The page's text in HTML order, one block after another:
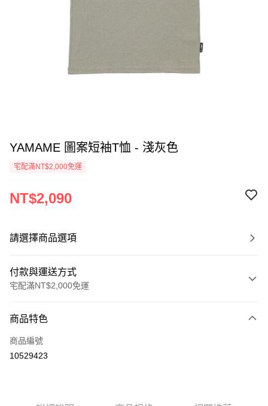
YAMAME 圖案短袖T恤 - 淺灰色
宅配滿NT$2,000免運
NT$2,090
請選擇商品選項
付款與運送方式
宅配滿NT$2,000免運
信用卡一次付款
信用卡分期付款
合作金庫商業銀行
第一商業銀行
商品特色
商品編號
10529423